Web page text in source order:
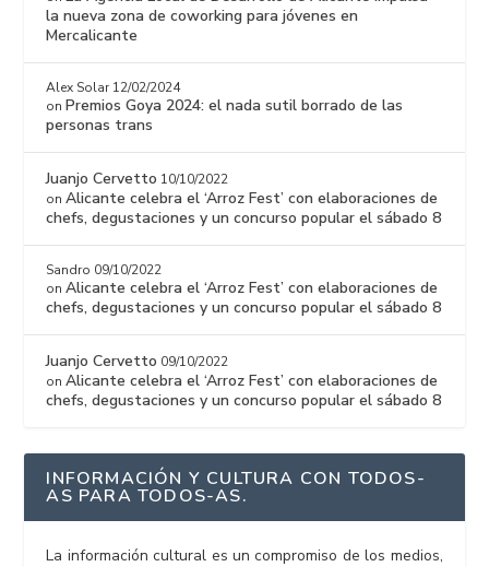
la nueva zona de coworking para jóvenes en
Mercalicante
Alex Solar 12/02/2024
on Premios Goya 2024: el nada sutil borrado de las
personas trans
Juanjo Cervetto 10/10/2022
onAlicante celebra el ‘Arroz Fest’ con elaboraciones de
chefs, degustaciones y un concurso popular el sábado 8
Sandro 09/10/2022
onAlicante celebra el ‘Arroz Fest’ con elaboraciones de
chefs, degustaciones y un concurso popular el sábado 8
Juanjo Cervetto 09/10/2022
onAlicante celebra el ‘Arroz Fest’ con elaboraciones de
chefs, degustaciones y un concurso popular el sábado 8
INFORMACIÓN Y CULTURA CON TODOS-
AS PARA TODOS-AS.
La información cultural es un compromiso de los medios,